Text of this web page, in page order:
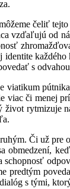
čeliť
vzďaľujú
s
viac či
rytmizuje
Či už
predtým
s tými,